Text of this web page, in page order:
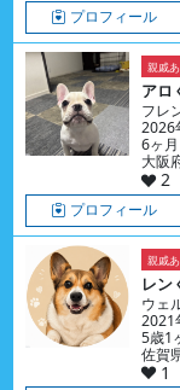
プロフィール
親戚
アロ
フレ
2026
6ヶ月
大阪
2
プロフィール
親戚
レン
ウェ
2021
5歳1
佐賀
1